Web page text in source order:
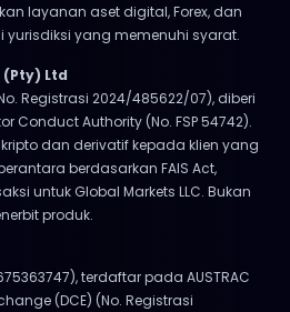
layanan aset digital, Forex, dan
yang memenuhi syarat.
Ltd
Registrasi 2024/485622/07), diberi
Conduct Authority (No. FSP 54742).
dan derivatif kepada klien yang
berdasarkan FAIS Act,
untuk Global Markets LLC. Bukan
produk.
terdaftar pada AUSTRAC
(DCE) (No. Registrasi